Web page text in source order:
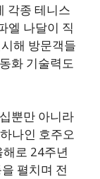
각종 테니스
엘 나달이 직
해 방문객들
화 기술력도
뿐만 아니라
나인 호주오
로 24주년
펼치며 전